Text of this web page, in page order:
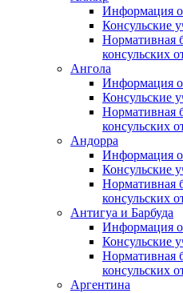
Информация о
Консульские
Нормативная
консульских
Ангола
Информация о
Консульские
Нормативная
консульских
Андорра
Информация о
Консульские
Нормативная
консульских
Антигуа и Барбуда
Информация о
Консульские
Нормативная
консульских
Аргентина